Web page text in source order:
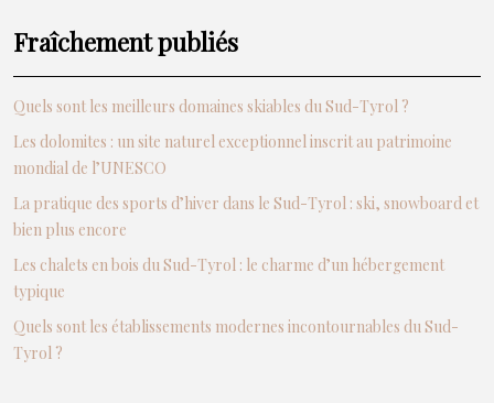
Fraîchement publiés
Quels sont les meilleurs domaines skiables du Sud-Tyrol ?
Les dolomites : un site naturel exceptionnel inscrit au patrimoine
mondial de l’UNESCO
La pratique des sports d’hiver dans le Sud-Tyrol : ski, snowboard et
bien plus encore
Les chalets en bois du Sud-Tyrol : le charme d’un hébergement
typique
Quels sont les établissements modernes incontournables du Sud-
Tyrol ?